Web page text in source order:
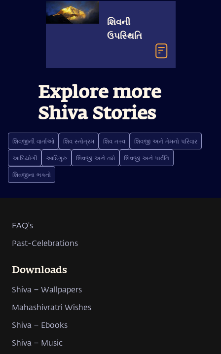
શિવની
ઉપસ્થિતિ
Explore more
Shiva Stories
શિવજીની વાર્તાઓ શિવ સ્તોત્રમ શિવ તત્ત્વ શિવજી અને તેમનો પરિવાર
આદિયોગી આદિગુરુ શિવજી અને તમે શિવજી અને પાર્વતિ
શિવજીના ભક્તો
FAQ's
Past-Celebrations
Downloads
Shiva – Wallpapers
Mahashivratri Wishes
Shiva – Ebooks
Shiva – Music